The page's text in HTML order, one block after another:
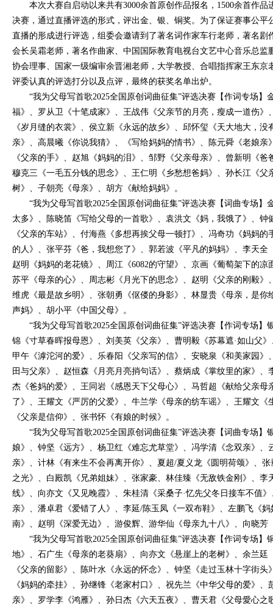
本次大赛自启动以来共有3000余首原创作品报名，1500余首作
决赛，通过直播评选的形式，评出金、银、铜奖。为了保证赛事公平
直播的形成进行评选，组委会邀请到了著名词作家车行老师，著名剧
会长吴霜老师，著名作曲家、中国国际教育电视台文艺中心音乐总监
协会理事、国家一级编审余晋湘老师，大学教授、合唱指挥家王东京
评委认真的评选打分以及点评，最终的获奖名单出炉。
“我为父母写首歌2025全国原创词曲征集”评选决赛【作词专场】
福》、罗从卫《十笔成家》、王战伟《父亲节的月亮，瘦成一道伤》
《岁月缝的衣裳》、侯立新《永远的故乡》、邱怀玺《天大地大，
亲》、高晨曦《你说我猜》、《写给妈妈的情书》、陈元舜《老娘亲
《父亲的手》、赵旭《妈妈的泪》、邹野《父亲母亲》、曾新明《
穆克三《一毛五分钱的思念》、王仁明《乡愁想爸妈》、孙长江《父
树》、子朝亮《母亲》、胡方《献给妈妈》。
“我为父母写首歌2025全国原创词曲征集”评选决赛【词曲专场】
太多》、陈晓笛《写给父母的一首歌》、袁洪文《妈，我饿了》、
《父亲的车站》、付海燕《多想再挨父母一顿打》、冯奇功《妈妈
的人》、张平芬《爸，我想您了》、郭若波《平凡的妈妈》、李天全
赵明《妈妈的老花镜》、周江《6082的守望》、京画《葡萄架下的
苏平《母亲的心》、周志彬《月光下的思念》、赵明《父亲的刚毅》
维虎《最是故乡明》、张朝勇《伛偻的身影》、林显贵《母亲，是你
声妈》、胡小平《中国父母》。
“我为父母写首歌2025全国原创词曲征集”评选决赛【作词专场】
锦《寸草春晖报母恩》、刘美英《父亲》、曹明毅《苏幕遮·如山父
甲午《滹沱河的爱》、乐春阳《父亲写的信》、安晓泉《和美家园》
田与父亲》、赵恒森《月亮月亮捎句话》、蔡炳成《掌纹里的家》、
杰《爸妈的爱》、王同岩《感恩天下父母心》、马哲超《献给父亲母
了》、王耀文《严厉的父爱》、牛兰学《母亲的纺车谣》、王耀文《
《父亲是信仰》、张书怀《有娘的时候》。
“我为父母写首歌2025全国原创词曲征集”评选决赛【词曲专场】
娘》、钟坚《远方》、杨卫红《难忘尤草堂》、冯学清《念双亲》、
亲》、计林《有来生不会再离开你》、夏超/夏义龙《圆明荷颂》、
之光》、白殿凯《兄弟姐妹》、张家豪、林佳臻《无敌铁金刚》、李
线》、向亦文《又见晚霞》、朱桂清《采桑子·忆先父冬日接车不值
亲》、潘卓君《爱错了人》、李延/陈玉凤《一双布鞋》、左鹏飞《
南》、赵明《深爱无边》、游俊辉、游华仙《母亲九十八》、向晓芳
“我为父母写首歌2025全国原创词曲征集”评选决赛【作词专场】
地》、石广生《母亲的老葵扇》、向亦文《悬崖上的老树》、余兰廷
《父亲的留影》、陈叶水《永远的怀念》、钟坚《走过玉林十字街
《妈妈的牵挂》、孙继锋《老家村口》、祝先兰《中华父母的爱》
亲》、罗学李《鸿雁》、孙日杰《六天五夜》、曹天君《父母愛心之